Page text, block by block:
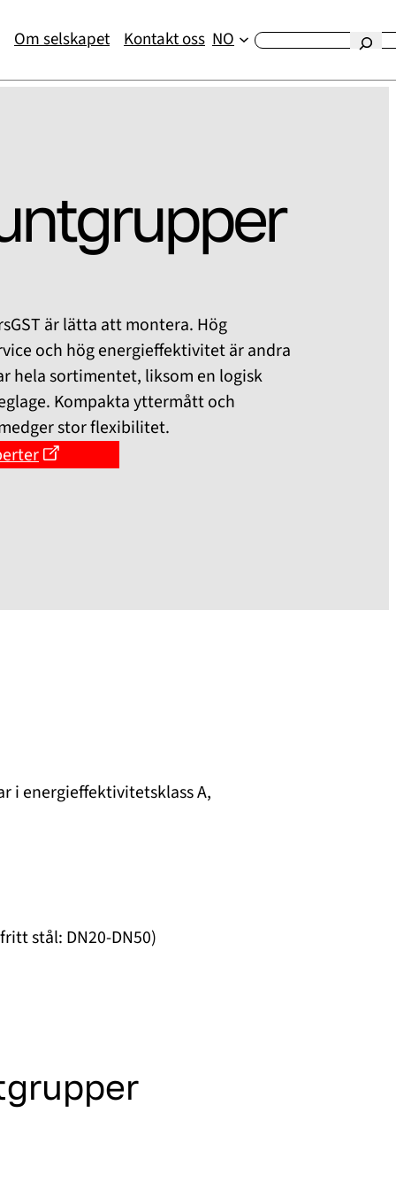
Om selskapet Kontakt oss NO Etsi
är lätta att montera. Hög
och hög energieffektivitet är andra
hela sortimentet, liksom en logisk
Kompakta yttermått och
stor flexibilitet.
i energieffektivitetsklass A,
stål: DN20-DN50)